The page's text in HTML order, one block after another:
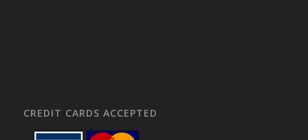
CREDIT CARDS ACCEPTED